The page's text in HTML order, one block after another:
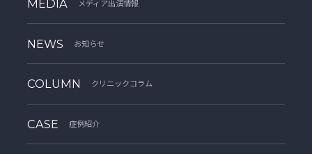
MEDIA メディア出演情報
NEWS お知らせ
COLUMN クリニックコラム
CASE 症例紹介